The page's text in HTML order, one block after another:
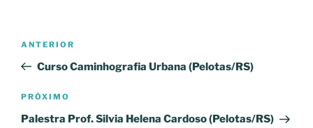
Post
Post
anterior
ANTERIOR
Curso Caminhografia Urbana (Pelotas/RS)
Próximo
post
PRÓXIMO
Palestra Prof. Silvia Helena Cardoso (Pelotas/RS)